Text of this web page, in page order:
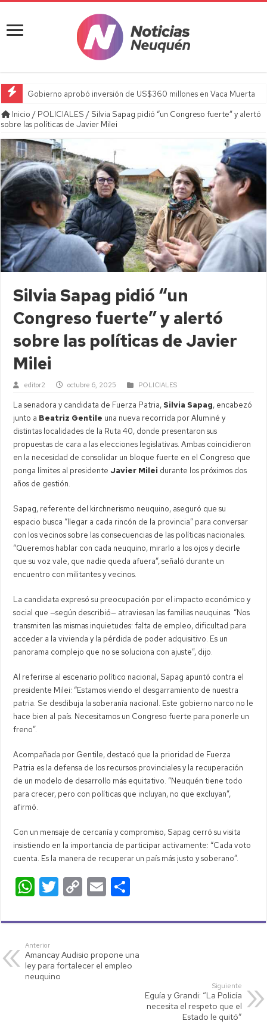
Gobierno aprobó inversión de US$360 millones en Vaca Muerta
Inicio / POLICIALES / Silvia Sapag pidió “un Congreso fuerte” y alertó
sobre las políticas de Javier Milei
Silvia Sapag pidió “un
Congreso fuerte” y alertó
sobre las políticas de Javier
Milei
editor2 octubre 6, 2025 POLICIALES
La senadora y candidata de Fuerza Patria, Silvia Sapag, encabezó
junto a Beatriz Gentile una nueva recorrida por Aluminé y
distintas localidades de la Ruta 40, donde presentaron sus
propuestas de cara a las elecciones legislativas. Ambas coincidieron
en la necesidad de consolidar un bloque fuerte en el Congreso que
ponga límites al presidente Javier Milei durante los próximos dos
años de gestión.
Sapag, referente del kirchnerismo neuquino, aseguró que su
espacio busca “llegar a cada rincón de la provincia” para conversar
con los vecinos sobre las consecuencias de las políticas nacionales.
“Queremos hablar con cada neuquino, mirarlo a los ojos y decirle
que su voz vale, que nadie queda afuera”, señaló durante un
encuentro con militantes y vecinos.
La candidata expresó su preocupación por el impacto económico y
social que —según describió— atraviesan las familias neuquinas. “Nos
transmiten las mismas inquietudes: falta de empleo, dificultad para
acceder a la vivienda y la pérdida de poder adquisitivo. Es un
panorama complejo que no se soluciona con ajuste”, dijo.
Al referirse al escenario político nacional, Sapag apuntó contra el
presidente Milei: “Estamos viendo el desgarramiento de nuestra
patria. Se desdibuja la soberanía nacional. Este gobierno narco no le
hace bien al país. Necesitamos un Congreso fuerte para ponerle un
freno”.
Acompañada por Gentile, destacó que la prioridad de Fuerza
Patria es la defensa de los recursos provinciales y la recuperación
de un modelo de desarrollo más equitativo. “Neuquén tiene todo
para crecer, pero con políticas que incluyan, no que excluyan”,
afirmó.
Con un mensaje de cercanía y compromiso, Sapag cerró su visita
insistiendo en la importancia de participar activamente: “Cada voto
cuenta. Es la manera de recuperar un país más justo y soberano”.
W
at
s
A
p
T
tt
C
p
Li
E
ail m
ar
Anterior
Amancay Audisio propone una
ley para fortalecer el empleo
neuquino
Siguiente
Eguía y Grandi: “La Policía
necesita el respeto que el
Estado le quitó”